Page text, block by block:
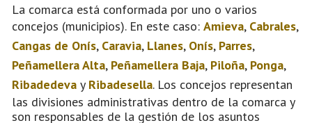
La comarca está conformada por uno o varios
concejos (municipios). En este caso: Amieva, Cabrales,
Cangas de Onís, Caravia, Llanes, Onís, Parres,
Peñamellera Alta, Peñamellera Baja, Piloña, Ponga,
Ribadedeva y Ribadesella. Los concejos representan
las divisiones administrativas dentro de la comarca y
son responsables de la gestión de los asuntos